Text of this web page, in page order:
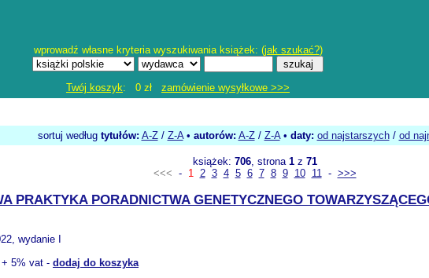
wprowadź własne kryteria wyszukiwania książek: (jak szukać?)
Twój koszyk: 0 zł zamówienie wysyłkowe >>>
sortuj według tytułów: A-Z/ Z-A• autorów: A-Z/ Z-A• daty: od najstarszych/ od
książek: 706, strona 1z 71
<<< - 1 2 3 4 5 6 7 8 9 10 11- >>>
PRAKTYKA PORADNICTWA GENETYCZNEGO
wydanie I
+ 5% vat - dodaj do koszyka